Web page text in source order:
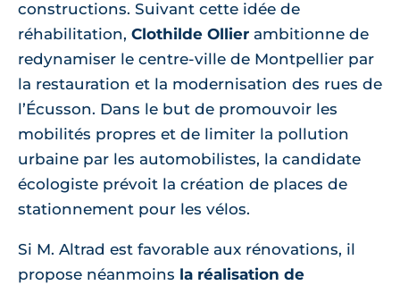
constructions. Suivant cette idée de
réhabilitation, Clothilde Ollier ambitionne de
redynamiser le centre-ville de Montpellier par
la restauration et la modernisation des rues de
l’Écusson. Dans le but de promouvoir les
mobilités propres et de limiter la pollution
urbaine par les automobilistes, la candidate
écologiste prévoit la création de places de
stationnement pour les vélos.
Si M. Altrad est favorable aux rénovations, il
propose néanmoins la réalisation de